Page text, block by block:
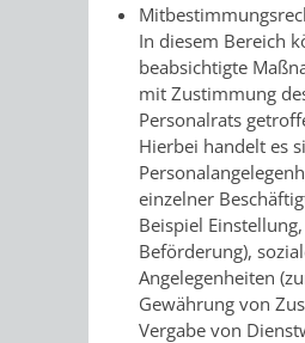
DER
FÜR
&
IM
In diesem Bereich
beabsichtigte
mit Zustimmung
Personalrats
Hierbei handelt es
einzelner
Beispiel Einstellung,
Beförderung),
Angelegenheiten
Gewährung von
Vergabe von